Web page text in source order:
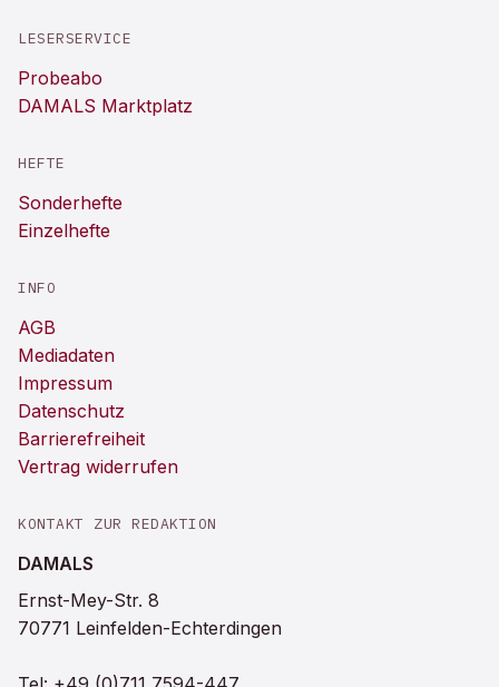
LESERSERVICE
Probeabo
DAMALS Marktplatz
HEFTE
Sonderhefte
Einzelhefte
INFO
AGB
Mediadaten
Impressum
Datenschutz
Barrierefreiheit
Vertrag widerrufen
KONTAKT ZUR REDAKTION
DAMALS
Ernst-Mey-Str. 8
70771 Leinfelden-Echterdingen